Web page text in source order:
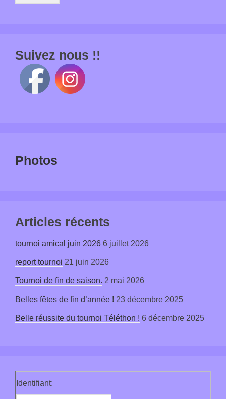
Suivez nous !!
Photos
Articles récents
tournoi amical juin 2026 6 juillet 2026
report tournoi 21 juin 2026
Tournoi de fin de saison. 2 mai 2026
Belles fêtes de fin d’année ! 23 décembre 2025
Belle réussite du tournoi Téléthon ! 6 décembre 2025
Identifiant: